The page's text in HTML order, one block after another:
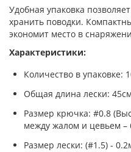
Удобная упаковка
хранить поводки.
экономит место в
Характеристики:
Количество в упаковке:
Общая длина лески:
Размер крючка: #0.8
между жалом и цевьем –
Размер лески: (#1.5) -